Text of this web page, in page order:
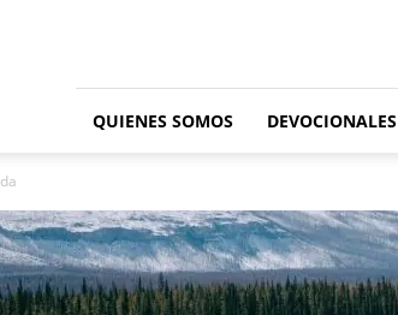
QUIENES SOMOS DEVOCIONALES